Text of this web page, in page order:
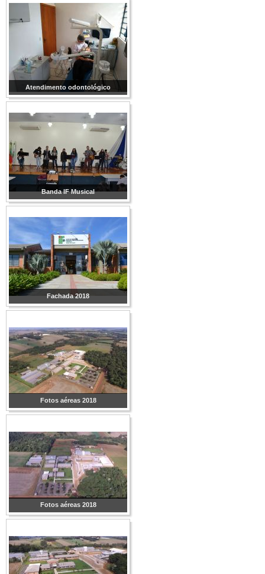
Atendimento odontológico
Banda IF Musical
Fachada 2018
Fotos aéreas 2018
Fotos aéreas 2018